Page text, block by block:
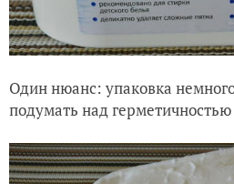
Один нюанс: упаковка
подумать над